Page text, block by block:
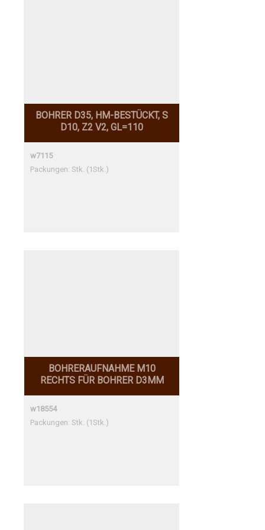
BOHRER D35, HM-BESTÜCKT, S
D10, Z2 V2, GL=110
w7115
Packungen: Stk. (1Stk.)
BOHRERAUFNAHME M10
RECHTS FÜR BOHRER D3MM
w18554
Packungen: Stk. (1Stk.)